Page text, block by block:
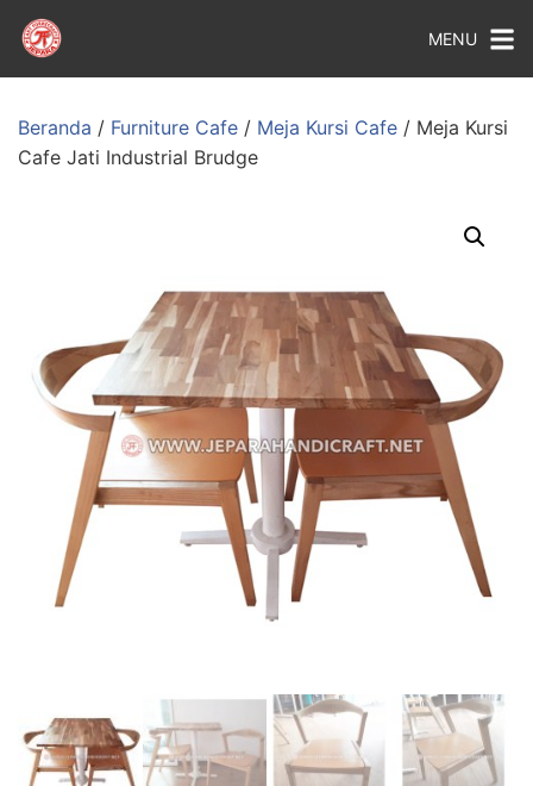
MENU
Beranda / Furniture Cafe / Meja Kursi Cafe / Meja Kursi
Cafe Jati Industrial Brudge